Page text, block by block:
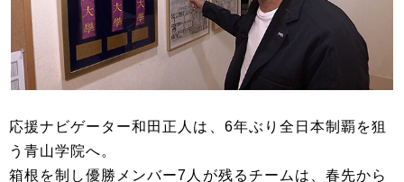
応援ナビゲーター和田正人は、6年ぶり全日本制覇を狙
う青山学院へ。
箱根を制し優勝メンバー7人が残るチームは、春先から